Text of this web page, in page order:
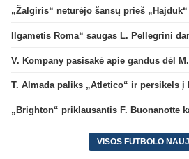
„Žalgiris“ neturėjo šansų prieš „Hajduk“
VISOS FUTBOLO